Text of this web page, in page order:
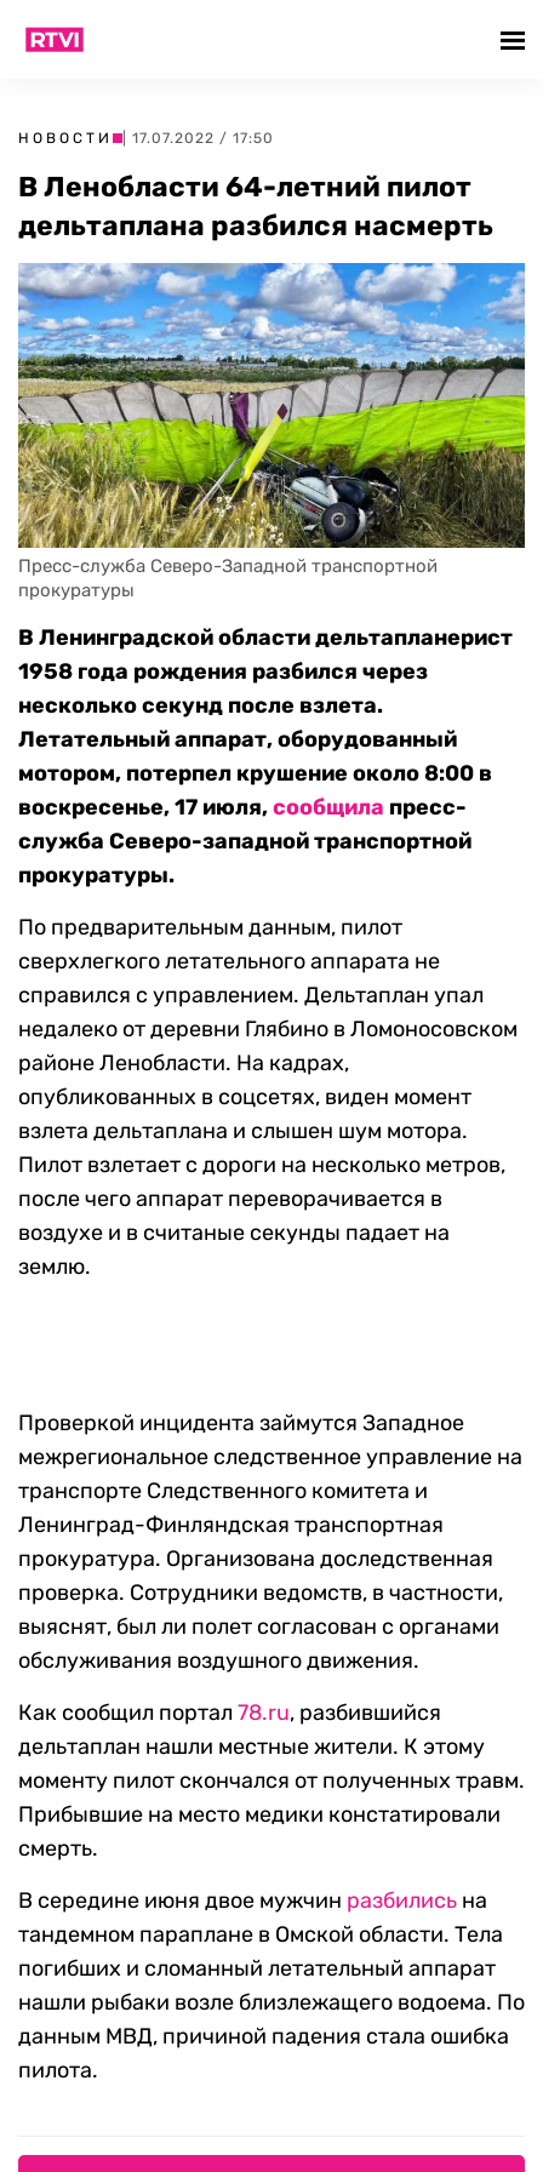
НОВОСТИ | 17.07.2022 / 17:50
В Ленобласти 64-летний пилот
дельтаплана разбился насмерть
Пресс-служба Северо-Западной транспортной
прокуратуры
В Ленинградской области дельтапланерист
1958 года рождения разбился через
несколько секунд после взлета.
Летательный аппарат, оборудованный
мотором, потерпел крушение около 8:00 в
воскресенье, 17 июля,сообщила пресс-
служба Северо-западной транспортной
прокуратуры.
По предварительным данным, пилот
сверхлегкого летательного аппарата не
справился с управлением. Дельтаплан упал
недалеко от деревни Глябино в Ломоносовском
районе Ленобласти. На кадрах,
опубликованных в соцсетях, виден момент
взлета дельтаплана и слышен шум мотора.
Пилот взлетает с дороги на несколько метров,
после чего аппарат переворачивается в
воздухе и в считаные секунды падает на
землю.
Проверкой инцидента займутся Западное
межрегиональное следственное управление на
транспорте Следственного комитета и
Ленинград-Финляндская транспортная
прокуратура. Организована доследственная
проверка. Сотрудники ведомств, в частности,
выяснят, был ли полет согласован с органами
обслуживания воздушного движения.
Как сообщил портал 78.ru, разбившийся
дельтаплан нашли местные жители. К этому
моменту пилот скончался от полученных травм.
Прибывшие на место медики констатировали
смерть.
В середине июня двое мужчин разбились на
тандемном параплане в Омской области. Тела
погибших и сломанный летательный аппарат
нашли рыбаки возле близлежащего водоема. По
данным МВД, причиной падения стала ошибка
пилота.